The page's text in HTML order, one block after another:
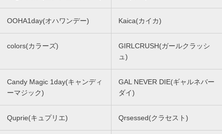
OOHA1day(オハワンデー) Kaica(カイカ)
colors(カラーズ)
GIRLCRUSH(ガールクラッシ
ュ)
Candy Magic 1day(キャンディ
ーマジック)
GAL NEVER DIE(ギャルネバー
ダイ)
Quprie(キュプリエ) Qrsessed(クラセスト)